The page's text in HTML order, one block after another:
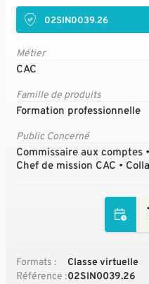
02SIN0039.26
Métier
CAC
Famille de produits
Formation professionnelle
Public Concerné
Commissaire aux comptes
Chef de mission CAC •
Formats :
Classe virtuelle
Référence :02SIN0039.26